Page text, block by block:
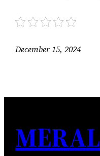
December 15, 2024
MERAL